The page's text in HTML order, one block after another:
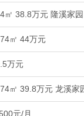
㎡ 38.8万元 隆溪家园
㎡ 44万元
万元
㎡ 39.8万元 龙溪家
元/月